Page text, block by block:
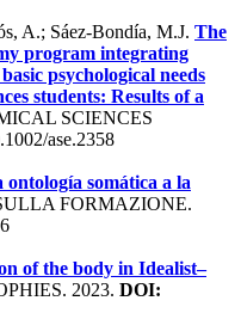
A.; Sáez-Bondía, M.J. The
program integrating
psychological needs
students: Results of a
SCIENCES
ase.2358
ontología somática a la
FORMAZIONE.
of the body in Idealist–
2023. DOI: